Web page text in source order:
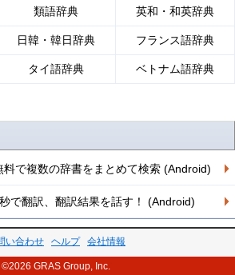
類語辞典 英和・和英辞典
日韓・韓日辞典 フランス語辞典
タイ語辞典 ベトナム語辞典
で複数の辞書をまとめて検索 (Android)
で翻訳、翻訳結果を話す！ (Android)
い合わせ ヘルプ 会社情報
©2026 GRAS Group, Inc.